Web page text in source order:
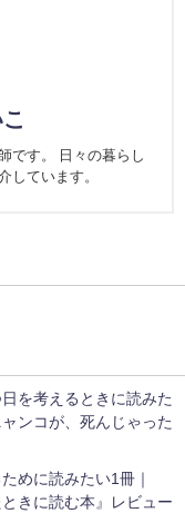
です。 日々の暮らし
しています。
を考えるときに読みた
ンコが、死んじゃった
めに読みたい1冊｜
きに読む本』レビュー